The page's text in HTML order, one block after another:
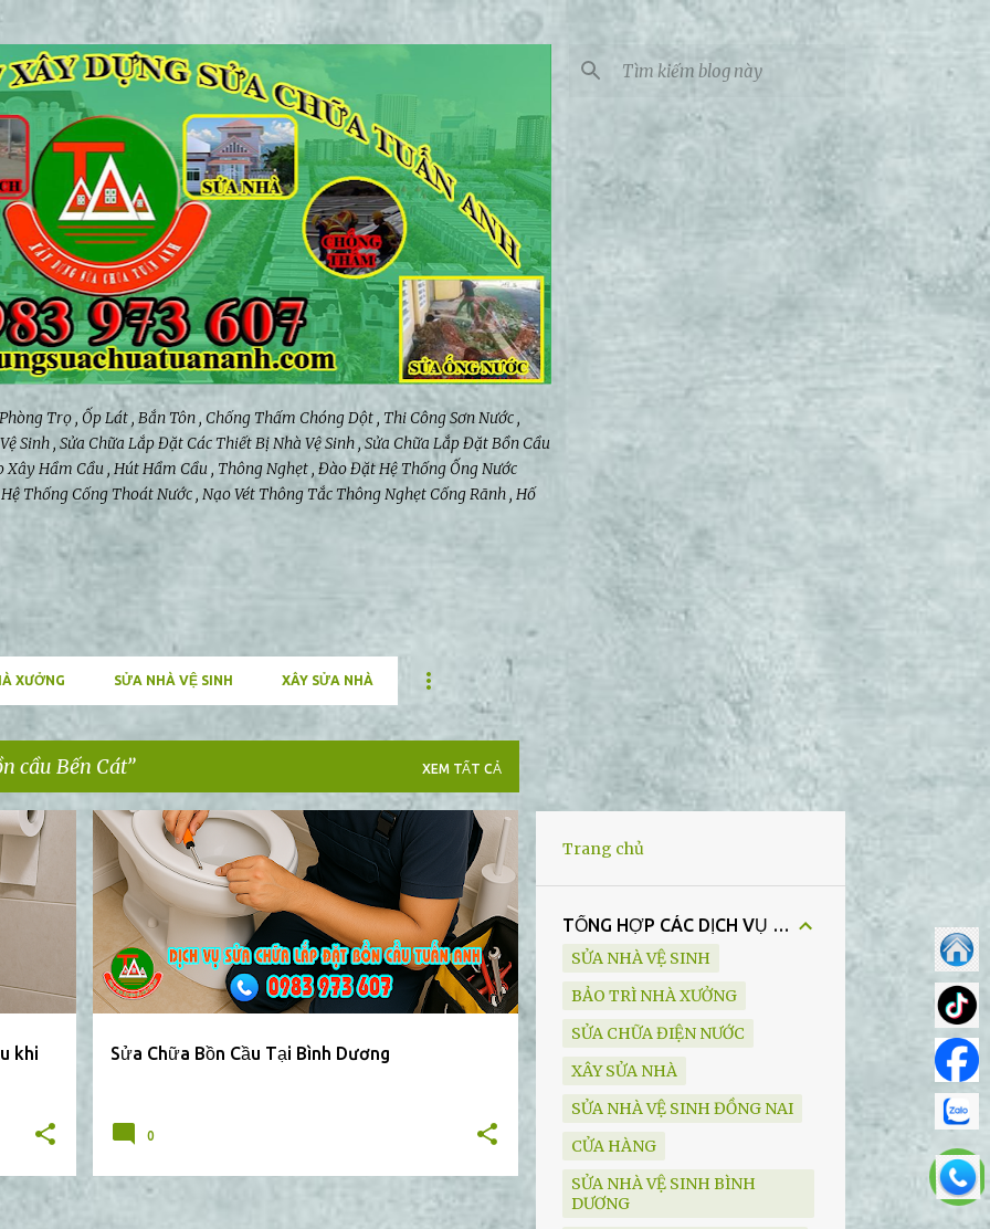
Chuyển đến nội dung chính
Trọ , Ốp Lát , Bắn Tôn , Chống Thấm Chóng Dột , Thi Công Sơn Nước ,
Sinh , Sửa Chữa Lắp Đặt Các Thiết Bị Nhà Vệ Sinh , Sửa Chữa Lắp Đặt Bồn Cầu
Xây Hầm Cầu , Hút Hầm Cầu , Thông Nghẹt , Đào Đặt Hệ Thống Ống Nước
Thống Cống Thoát Nước , Nạo Vét Thông Tắc Thông Nghẹt Cống Rãnh , Hố
XƯỞNG SỬA NHÀ VỆ SINH XÂY SỬA NHÀ
cầu Bến Cát XEM TẤT CẢ
khi
+1
Sửa Chữa Bồn Cầu Tại Bình Dương
BẢO TRÌ NHÀ XƯỞNG SỬA BỒN CẦU DĨ AN +3
0
Trang chủ
TỔNG HỢP CÁC DỊCH VỤ CỦA CHÚNG TÔI
SỬA NHÀ VỆ SINH
BẢO TRÌ NHÀ XƯỞNG
SỬA CHỮA ĐIỆN NƯỚC
XÂY SỬA NHÀ
SỬA NHÀ VỆ SINH ĐỒNG NAI
CỬA HÀNG
SỬA NHÀ VỆ SINH BÌNH
DƯƠNG